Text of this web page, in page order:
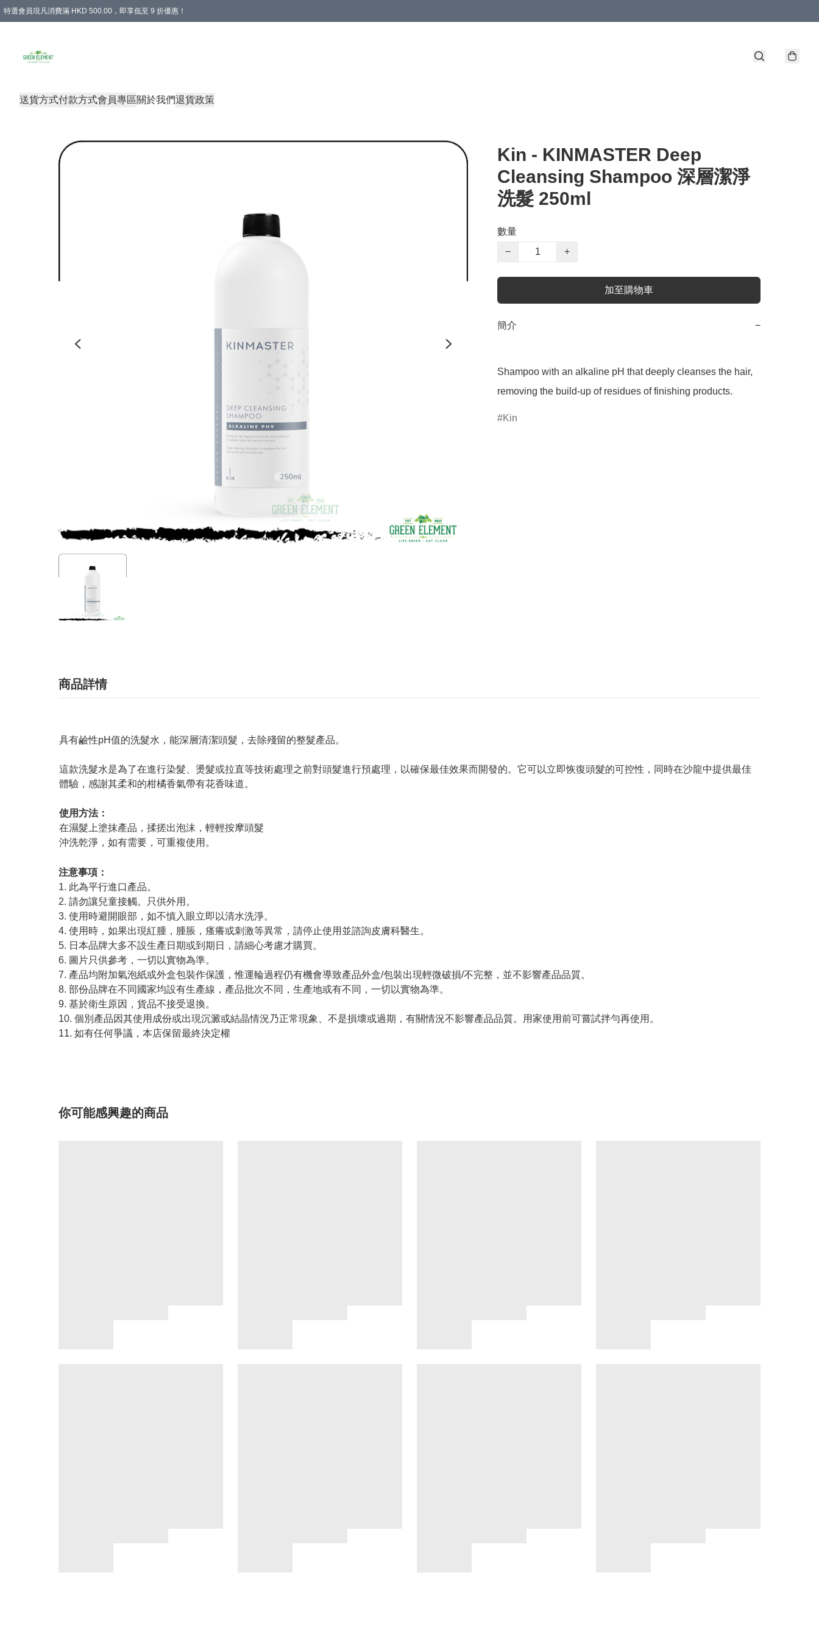
特選會員現凡消費滿 HKD 500.00，即享低至 9 折優惠！
送貨方式付款方式會員專區關於我們退貨政策
Kin - KINMASTER Deep
Cleansing Shampoo 深層潔淨
洗髮 250ml
數量
−
+
加至購物車
簡介 −
Shampoo with an alkaline pH that deeply cleanses the hair,
removing the build-up of residues of finishing products.
Kin
商品詳情
具有鹼性pH值的洗髮水，能深層清潔頭髮，去除殘留的整髮產品。
這款洗髮水是為了在進行染髮、燙髮或拉直等技術處理之前對頭髮進行預處理，以確保最佳效果而開發的。它可以立即恢復頭髮的可控性，同時在沙龍中提供最佳
體驗，感謝其柔和的柑橘香氣帶有花香味道。
使用方法：
在濕髮上塗抹產品，揉搓出泡沫，輕輕按摩頭髮
沖洗乾淨，如有需要，可重複使用。
注意事項：
1. 此為平行進口產品。
2. 請勿讓兒童接觸。只供外用。
3. 使用時避開眼部，如不慎入眼立即以清水洗淨。
4. 使用時，如果出現紅腫，腫脹，瘙癢或刺激等異常，請停止使用並諮詢皮膚科醫生。
5. 日本品牌大多不設生產日期或到期日，請細心考慮才購買。
6. 圖片只供參考，一切以實物為準。
7. 產品均附加氣泡紙或外盒包裝作保護，惟運輪過程仍有機會導致產品外盒/包裝出現輕微破損/不完整，並不影響產品品質。
8. 部份品牌在不同國家均設有生產線，產品批次不同，生產地或有不同，一切以實物為準。
9. 基於衛生原因，貨品不接受退換。
10. 個別產品因其使用成份或出現沉澱或結晶情況乃正常現象、不是損壞或過期，有關情況不影響產品品質。用家使用前可嘗試拌勻再使用。
11. 如有任何爭議，本店保留最終決定權
你可能感興趣的商品